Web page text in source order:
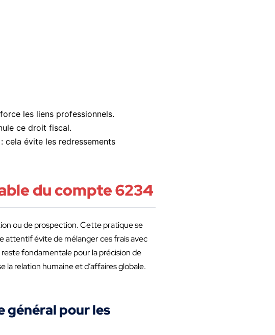
les liens professionnels.
ce droit fiscal.
cela évite les redressements
du compte 6234
ou de prospection. Cette pratique se
attentif évite de mélanger ces frais avec
fondamentale pour la précision de
relation humaine et d’affaires globale.
général pour les